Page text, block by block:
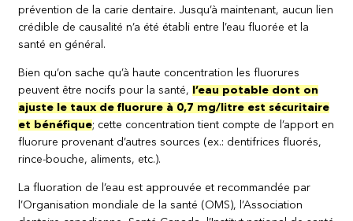
prévention de la carie dentaire. Jusqu’à maintenant, aucun lien
crédible de causalité n’a été établi entre l’eau fluorée et la
santé en général.
Bien qu’on sache qu’à haute concentration les fluorures
peuvent être nocifs pour la santé,
l’eau potable dont on
ajuste le taux de fluorure à 0,7 mg/litre est sécuritaire
et bénéfique; cette concentration tient compte de l’apport en
fluorure provenant d’autres sources (ex.: dentifrices fluorés,
rince-bouche, aliments, etc.).
La fluoration de l’eau est approuvée et recommandée par
l’Organisation mondiale de la santé (OMS), l’Association